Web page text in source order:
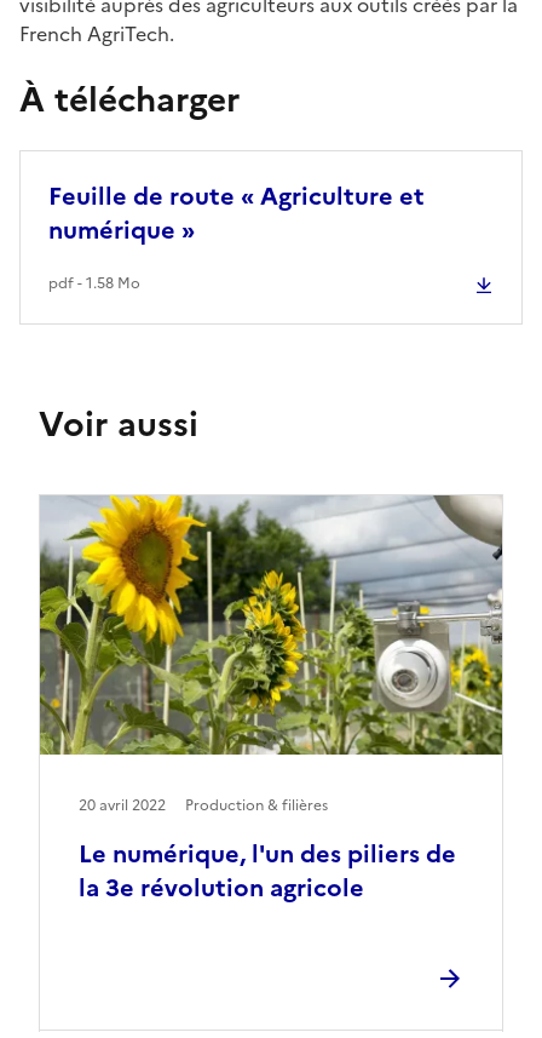
French AgriTech.
À télécharger
Feuille de route « Agriculture et
numérique »
pdf - 1.58 Mo
Voir aussi
Le numérique, l'un des piliers de
la 3e révolution agricole
20 avril 2022 Production & filières